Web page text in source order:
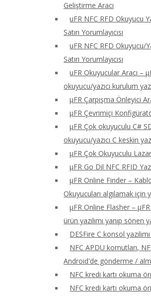
Geliştirme Aracı
uFR NFC RFD Okuyucu
Satırı Yorumlayıcısı
uFR NFC RFD Okuyucu/
Satırı Yorumlayıcısı
uFR Okuyucular Aracı –
okuyucu/yazıcı kurulum
μFR Çarpışma Önleyici
μFR Çevrimiçi
μFR Çok okuyuculu C#
okuyucu/yazıcı C keskin
μFR Çok Okuyuculu
μFR Go Dil NFC RFID
μFR Online Finder –
Okuyucuları algılamak için
μFR Online Flasher –
ürün yazılımı yanıp sönen
DESFire C konsol
NFC APDU komutları,
Android'de gönderme /
NFC kredi kartı okuma
NFC kredi kartı okuma